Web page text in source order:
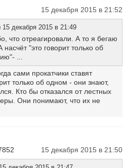
15 декабря 2015 в 21:52
15 декабря 2015 в 21:49
что отреагировали. А то я бегаю
"это говорит только об
...
сами прокатчики ставят
только об одном - они знают,
Кто бы отказался от лестных
Они понимают, что их не
15 декабря 2015 в 21:50